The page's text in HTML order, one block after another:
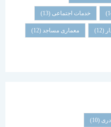
خدمات اجتماعی (13)
معماری مساجد(12)